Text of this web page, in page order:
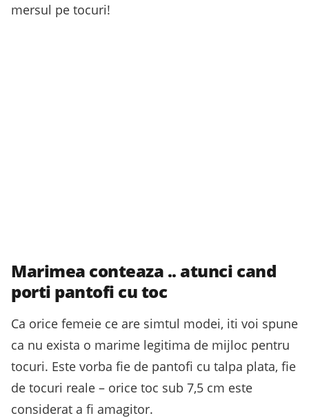
mersul pe tocuri!
Marimea conteaza .. atunci cand
porti pantofi cu toc
Ca orice femeie ce are simtul modei, iti voi spune
ca nu exista o marime legitima de mijloc pentru
tocuri. Este vorba fie de pantofi cu talpa plata, fie
de tocuri reale – orice toc sub 7,5 cm este
considerat a fi amagitor.